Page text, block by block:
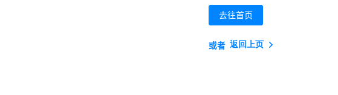
去往首页
或者 返回上页